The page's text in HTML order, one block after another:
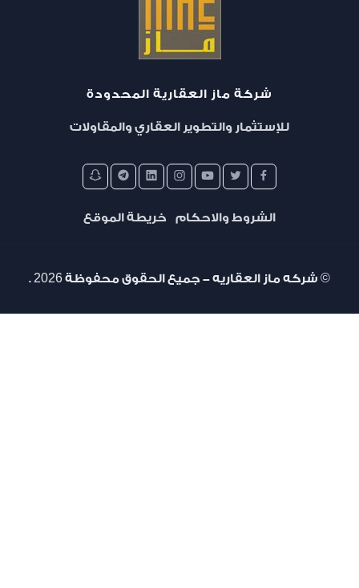
تمليك
البستان السكني - المرحلة الثالثة
شركة ماز العقارية المحدودة
للإستثمار والتطوير العقاري والمقاولات
الشروط والاحكام خريطة الموقع
ماز العقاريه - جميع الحقوق محفوظة 2026 .